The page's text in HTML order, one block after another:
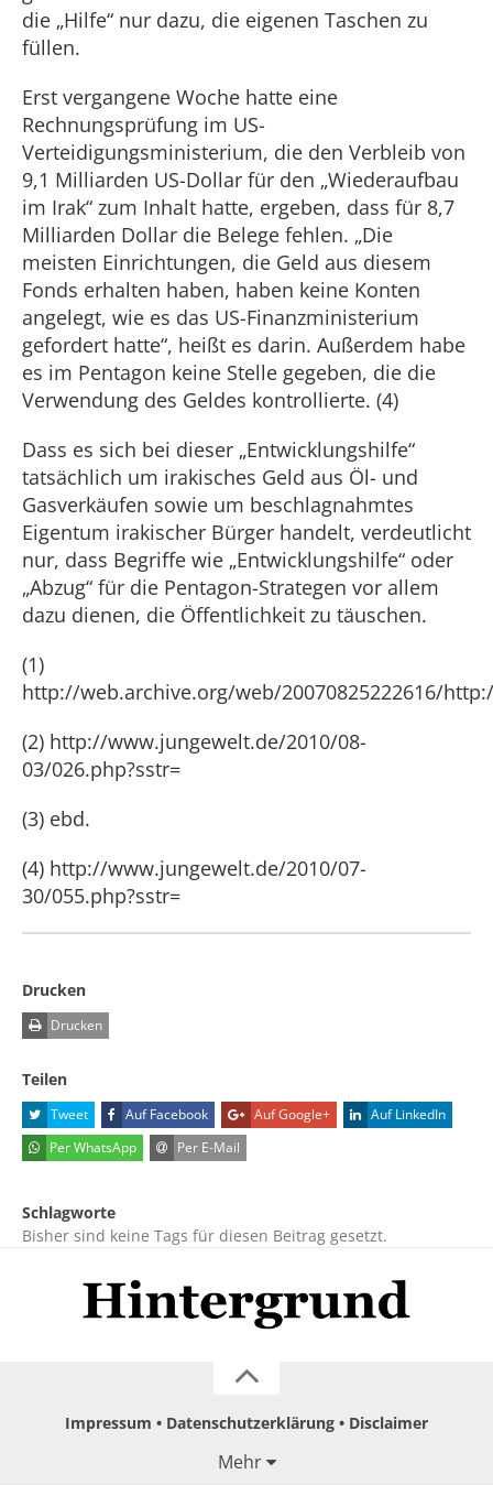
die „Hilfe“ nur dazu, die eigenen Taschen zu
füllen.
Erst vergangene Woche hatte eine
Rechnungsprüfung im US-
Verteidigungsministerium, die den Verbleib von
9,1 Milliarden US-Dollar für den „Wiederaufbau
im Irak“ zum Inhalt hatte, ergeben, dass für 8,7
Milliarden Dollar die Belege fehlen. „Die
meisten Einrichtungen, die Geld aus diesem
Fonds erhalten haben, haben keine Konten
angelegt, wie es das US-Finanzministerium
gefordert hatte“, heißt es darin. Außerdem habe
es im Pentagon keine Stelle gegeben, die die
Verwendung des Geldes kontrollierte. (4)
Dass es sich bei dieser „Entwicklungshilfe“
tatsächlich um irakisches Geld aus Öl- und
Gasverkäufen sowie um beschlagnahmtes
Eigentum irakischer Bürger handelt, verdeutlicht
nur, dass Begriffe wie „Entwicklungshilfe“ oder
„Abzug“ für die Pentagon-Strategen vor allem
dazu dienen, die Öffentlichkeit zu täuschen.
(1)
http://web.archive.org/web/20070825222616/
(2) http://www.jungewelt.de/2010/08-
03/026.php?sstr=
(3) ebd.
(4) http://www.jungewelt.de/2010/07-
30/055.php?sstr=
Drucken
Drucken
Teilen
Tweet Auf Facebook Auf Google+
Auf LinkedIn
Per WhatsApp
Per E-Mail
Schlagworte
Bisher sind keine Tags für diesen Beitrag gesetzt.
Impressum Datenschutzerklärung Disclaimer
Mehr